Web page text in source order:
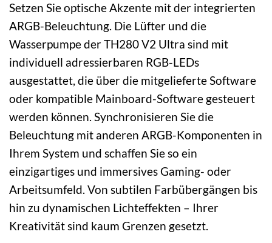
Setzen Sie optische Akzente mit der integrierten
ARGB-Beleuchtung. Die Lüfter und die
Wasserpumpe der TH280 V2 Ultra sind mit
individuell adressierbaren RGB-LEDs
ausgestattet, die über die mitgelieferte Software
oder kompatible Mainboard-Software gesteuert
werden können. Synchronisieren Sie die
Beleuchtung mit anderen ARGB-Komponenten in
Ihrem System und schaffen Sie so ein
einzigartiges und immersives Gaming- oder
Arbeitsumfeld. Von subtilen Farbübergängen bis
hin zu dynamischen Lichteffekten – Ihrer
Kreativität sind kaum Grenzen gesetzt.